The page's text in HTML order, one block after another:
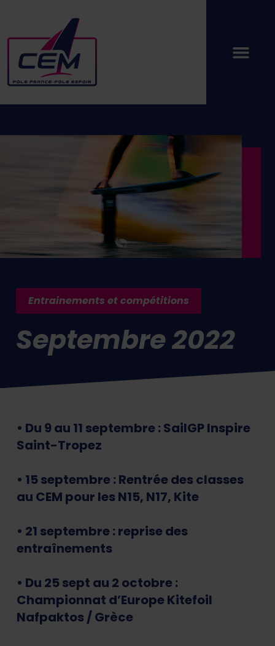
Entrainements et compétitions
Septembre 2022
• Du 9 au 11 septembre : SailGP Inspire
Saint-Tropez
• 15 septembre : Rentrée des classes
au CEM pour les N15, N17, Kite
• 21 septembre : reprise des
entraînements
• Du 25 sept au 2 octobre :
Championnat d’Europe Kitefoil
Nafpaktos / Grèce